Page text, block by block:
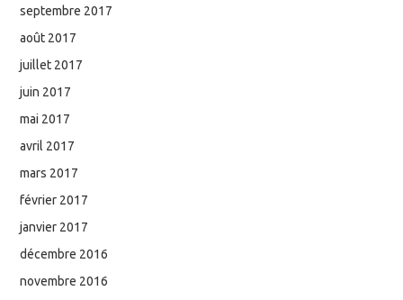
septembre 2017
août 2017
juillet 2017
juin 2017
mai 2017
avril 2017
mars 2017
février 2017
janvier 2017
décembre 2016
novembre 2016